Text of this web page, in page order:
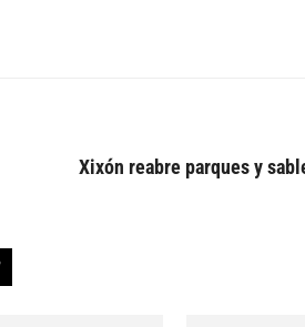
Xixón reabre parques y